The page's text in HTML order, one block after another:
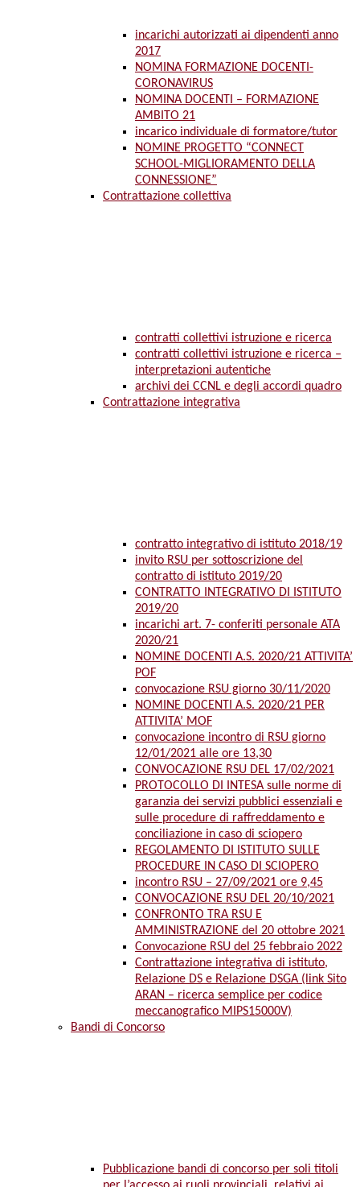
incarichi autorizzati ai dipendenti anno
2017
NOMINA FORMAZIONE DOCENTI-
CORONAVIRUS
NOMINA DOCENTI – FORMAZIONE
AMBITO 21
incarico individuale di formatore/tutor
NOMINE PROGETTO “CONNECT
SCHOOL-MIGLIORAMENTO DELLA
CONNESSIONE”
Contrattazione collettiva
contratti collettivi istruzione e ricerca
contratti collettivi istruzione e ricerca –
interpretazioni autentiche
archivi dei CCNL e degli accordi quadro
Contrattazione integrativa
contratto integrativo di istituto 2018/19
invito RSU per sottoscrizione del
contratto di istituto 2019/20
CONTRATTO INTEGRATIVO DI ISTITUTO
2019/20
incarichi art. 7- conferiti personale ATA
2020/21
NOMINE DOCENTI A.S. 2020/21 ATTIVITA’
POF
convocazione RSU giorno 30/11/2020
NOMINE DOCENTI A.S. 2020/21 PER
ATTIVITA’ MOF
convocazione incontro di RSU giorno
12/01/2021 alle ore 13,30
CONVOCAZIONE RSU DEL 17/02/2021
PROTOCOLLO DI INTESA sulle norme di
garanzia dei servizi pubblici essenziali e
sulle procedure di raffreddamento e
conciliazione in caso di sciopero
REGOLAMENTO DI ISTITUTO SULLE
PROCEDURE IN CASO DI SCIOPERO
incontro RSU – 27/09/2021 ore 9,45
CONVOCAZIONE RSU DEL 20/10/2021
CONFRONTO TRA RSU E
AMMINISTRAZIONE del 20 ottobre 2021
Convocazione RSU del 25 febbraio 2022
Contrattazione integrativa di istituto,
Relazione DS e Relazione DSGA (link Sito
ARAN – ricerca semplice per codice
meccanografico MIPS15000V)
Bandi di Concorso
Pubblicazione bandi di concorso per soli titoli